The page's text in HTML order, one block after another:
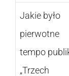
Jakie było
pierwotne
tempo
„Trzech